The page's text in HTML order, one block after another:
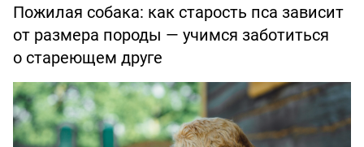
Пожилая собака: как старость пса зависит
от размера породы — учимся заботиться
о стареющем друге